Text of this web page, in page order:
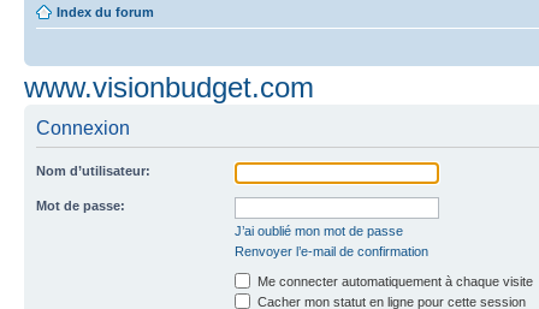
Index du forum
www.visionbudget.com
Connexion
Nom d’utilisateur:
Mot de passe:
J’ai oublié mon mot de passe
Renvoyer l’e-mail de confirmation
Me connecter automatiquement à chaque visite
Cacher mon statut en ligne pour cette session